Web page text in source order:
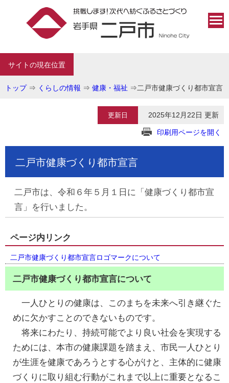
サイトの現在位置
トップ⇒ くらしの情報 ⇒ 健康・福祉 ⇒二戸市健康づくり都市宣言
更新日 2025年12月22日 更新
印刷用ページを開く
二戸市健康づくり都市宣言
二戸市は、令和６年５月１日に「健康づくり都市宣
言」を行いました。
ページ内リンク
二戸市健康づくり都市宣言ロゴマークについて
二戸市健康づくり都市宣言について
一人ひとりの健康は、このまちを未来へ引き継ぐた
めに欠かすことのできないものです。
将来にわたり、持続可能でより良い社会を実現する
ためには、本市の健康課題を踏まえ、市民一人ひとり
が生涯を健康であろうとする心がけと、主体的に健康
づくりに取り組む行動がこれまで以上に重要となるこ